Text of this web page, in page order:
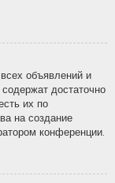
объявлений и
достаточно
их по
на создание
конференции.